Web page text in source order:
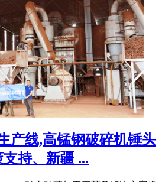
产线,高锰钢破碎机锤头
支持、新疆 ...